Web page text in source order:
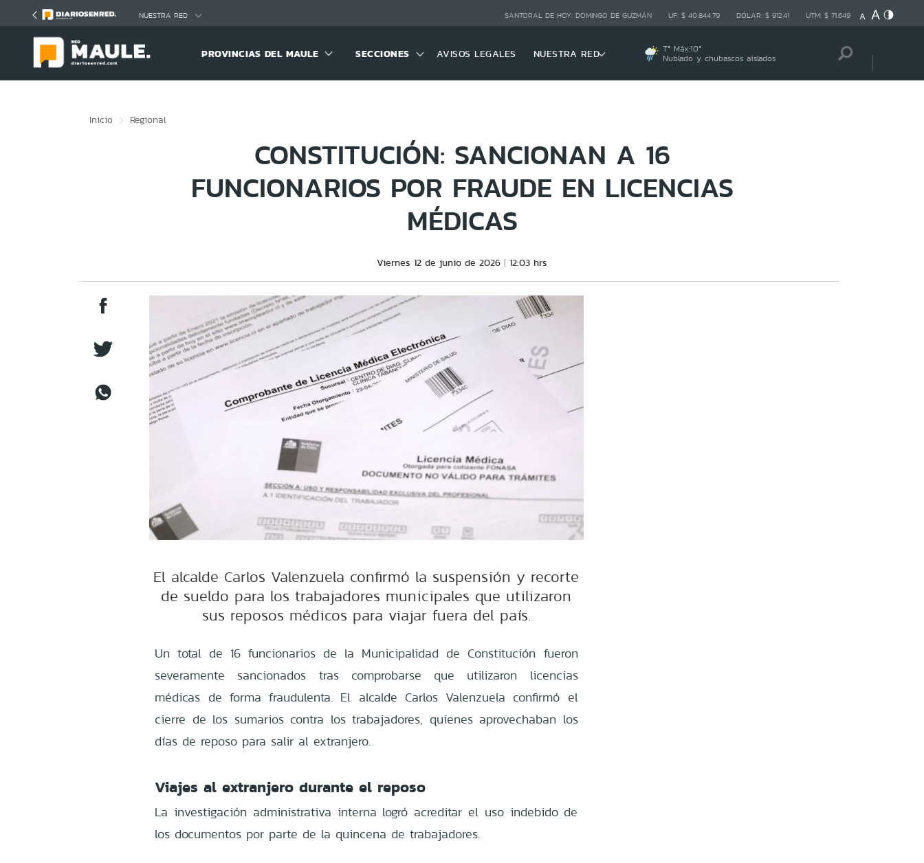
NUESTRA RED SANTORAL DE HOY: DOMINGO DE GUZMÁN UF: $ 40.844,79 DÓLAR: $ 912,41 UTM: $ 71.649
PROVINCIAS DEL MAULE SECCIONES AVISOS LEGALES NUESTRA RED Tª Máx:10º
Nublado y chubascos aislados
Inicio Regional
CONSTITUCIÓN: SANCIONAN A 16
FUNCIONARIOS POR FRAUDE EN LICENCIAS
MÉDICAS
Viernes 12 de junio de 2026 12:03 hrs
El alcalde Carlos Valenzuela confirmó la suspensión y recorte
de sueldo para los trabajadores municipales que utilizaron
sus reposos médicos para viajar fuera del país.
Un total de 16 funcionarios de la Municipalidad de Constitución fueron
severamente sancionados tras comprobarse que utilizaron licencias
médicas de forma fraudulenta. El alcalde Carlos Valenzuela confirmó el
cierre de los sumarios contra los trabajadores, quienes aprovechaban los
días de reposo para salir al extranjero.
Viajes al extranjero durante el reposo
La investigación administrativa interna logró acreditar el uso indebido de
los documentos por parte de la quincena de trabajadores.